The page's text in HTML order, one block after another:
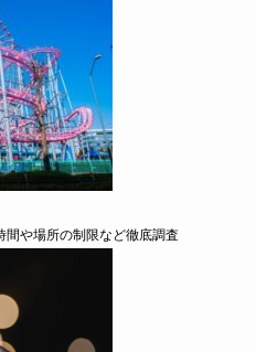
間や場所の制限など徹底調査